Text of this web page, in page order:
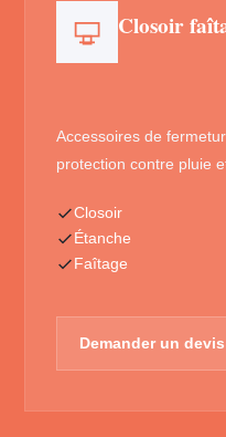
Closoir
Accessoires de
protection contre pluie
Closoir
Étanche
Faîtage
Demander un devis